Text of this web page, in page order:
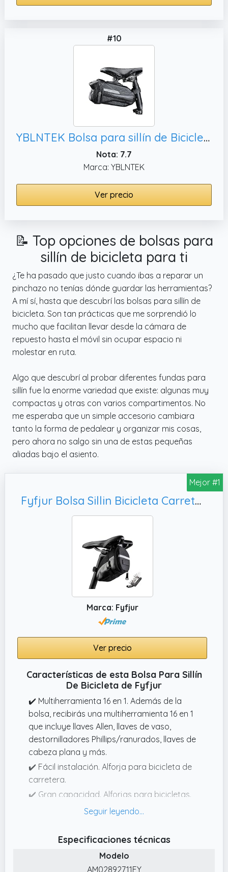
#10
YBLNTEK Bolsa para sillín de Bicicleta, Accesorios de Ciclismo
Nota: 7.7
Marca: YBLNTEK
Ver precio
📝 Top opciones de bolsas para
sillín de bicicleta para ti
¿Te ha pasado que justo cuando ibas a reparar un
pinchazo no tenías dónde guardar las herramientas?
A mí sí, hasta que descubrí las bolsas para sillín de
bicicleta. Son tan prácticas que me sorprendió lo
mucho que facilitan llevar desde la cámara de
repuesto hasta el móvil sin ocupar espacio ni
molestar en ruta.
Algo que descubrí al probar diferentes fundas para
sillín fue la enorme variedad que existe: algunas muy
compactas y otras con varios compartimentos. No
me esperaba que un simple accesorio cambiara
tanto la forma de pedalear y organizar mis cosas,
pero ahora no salgo sin una de estas pequeñas
aliadas bajo el asiento.
Mejor #1
Fyfjur Bolsa Sillin Bicicleta Carretera, Negro)
Marca: Fyfjur
Ver precio
Características de esta Bolsa Para Sillín
De Bicicleta de Fyfjur
✔️ Multiherramienta 16 en 1. Además de la
bolsa, recibirás una multiherramienta 16 en 1
que incluye llaves Allen, llaves de vaso,
destornilladores Phillips/ranurados, llaves de
cabeza plana y más.
✔️ Fácil instalación. Alforja para bicicleta de
carretera.
✔️ Gran capacidad. Alforjas para bicicletas.
✔️ Material de alta calidad. Sillín para bolsa
empalme de cuero, la bolsa es fácil de limpiar
y duradera.
✔️ Diseño reflectante. El diseño de tira
Especificaciones técnicas
Modelo
AM02892711FY